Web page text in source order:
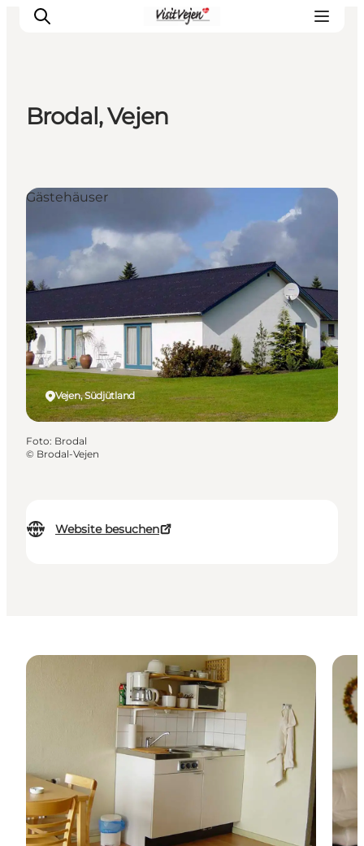
Nature
Städte
Events
Explore
Brodal, Vejen
Website besuchen
Vejen, Südjütland
Gästehäuser
Foto: Brodal
© Brodal-Vejen